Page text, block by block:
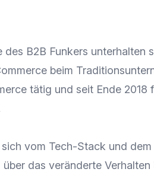
des B2B Funkers unterhalten
beim
tätig und seit Ende 2018
vom Tech-Stack und
das veränderte